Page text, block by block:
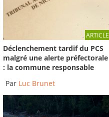
ARTICLE
Déclenchement tardif du PCS
malgré une alerte préfectorale
: la commune responsable
Par Luc Brunet